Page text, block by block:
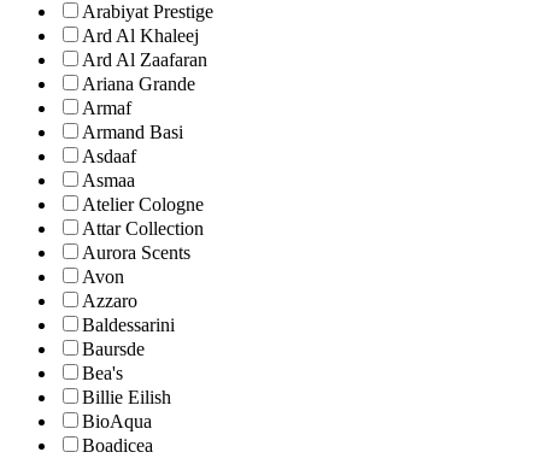
Arabiyat Prestige
Ard Al Khaleej
Ard Al Zaafaran
Ariana Grande
Armaf
Armand Basi
Asdaaf
Asmaa
Atelier Cologne
Attar Collection
Aurora Scents
Avon
Azzaro
Baldessarini
Baursde
Bea's
Billie Eilish
BioAqua
Boadicea